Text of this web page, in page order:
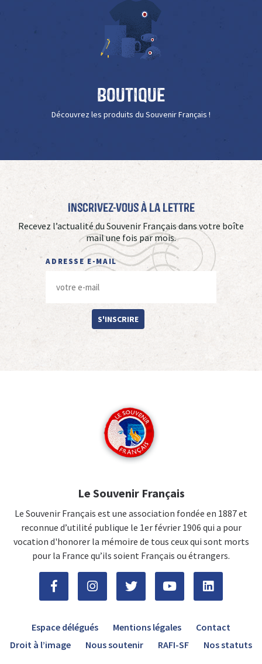
Boutique
Découvrez les produits du Souvenir Français !
Inscrivez-vous à La Lettre
Recevez l’actualité du Souvenir Français dans votre boîte
mail une fois par mois.
ADRESSE E-MAIL
S'INSCRIRE
Le Souvenir Français
Le Souvenir Français est une association fondée en 1887 et
reconnue d’utilité publique le 1er février 1906 qui a pour
vocation d'honorer la mémoire de tous ceux qui sont morts
pour la France qu’ils soient Français ou étrangers.
Espace délégués Mentions légales
Contact
Droit à l’image
Nous soutenir RAFI-SF Nos statuts